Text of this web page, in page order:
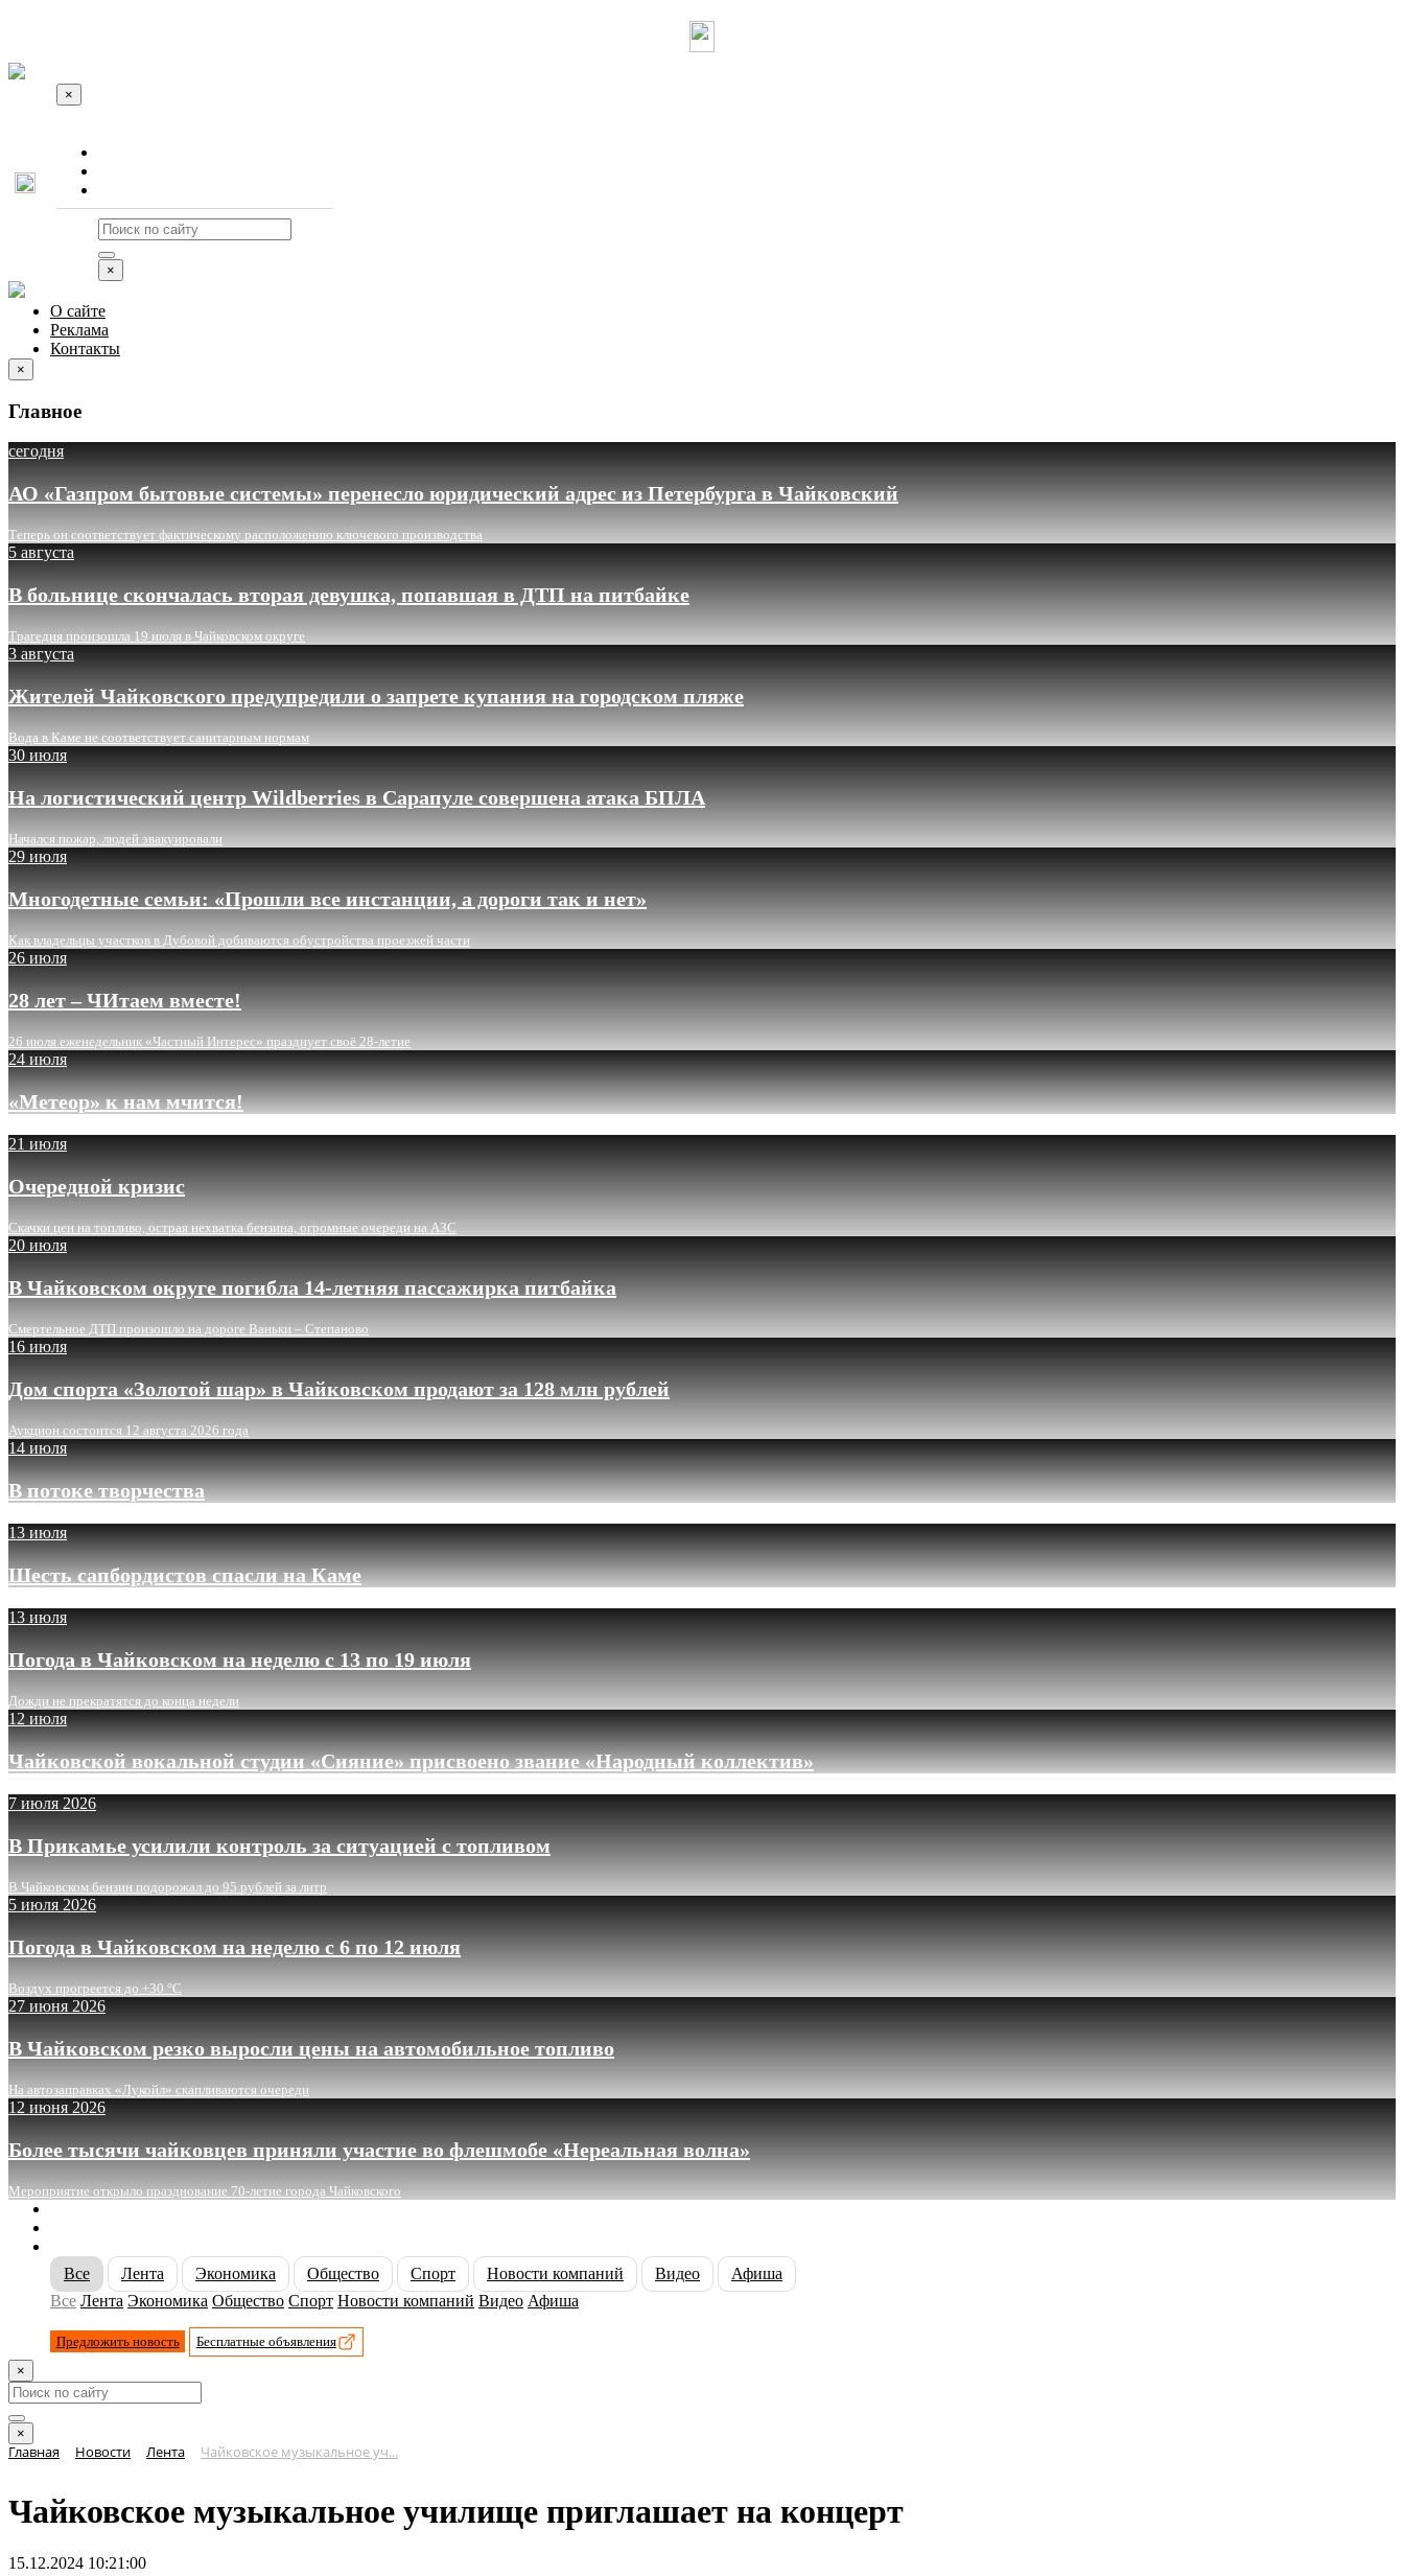
×
×
О сайте
Реклама
Контакты
×
Главное
сегодня
АО «Газпром бытовые системы» перенесло юридический адрес из Петербурга в Чайковский
Теперь он соответствует фактическому расположению ключевого производства
5 августа
В больнице скончалась вторая девушка, попавшая в ДТП на питбайке
Трагедия произошла 19 июля в Чайковском округе
3 августа
Жителей Чайковского предупредили о запрете купания на городском пляже
Вода в Каме не соответствует санитарным нормам
30 июля
На логистический центр Wildberries в Сарапуле совершена атака БПЛА
Начался пожар, людей эвакуировали
29 июля
Многодетные семьи: «Прошли все инстанции, а дороги так и нет»
Как владельцы участков в Дубовой добиваются обустройства проезжей части
26 июля
28 лет – ЧИтаем вместе!
26 июля еженедельник «Частный Интерес» празднует своё 28-летие
24 июля
«Метеор» к нам мчится!
21 июля
Очередной кризис
Скачки цен на топливо, острая нехватка бензина, огромные очереди на АЗС
20 июля
В Чайковском округе погибла 14-летняя пассажирка питбайка
Смертельное ДТП произошло на дороге Ваньки – Степаново
16 июля
Дом спорта «Золотой шар» в Чайковском продают за 128 млн рублей
Аукцион состоится 12 августа 2026 года
14 июля
В потоке творчества
13 июля
Шесть сапбордистов спасли на Каме
13 июля
Погода в Чайковском на неделю с 13 по 19 июля
Дожди не прекратятся до конца недели
12 июля
Чайковской вокальной студии «Сияние» присвоено звание «Народный коллектив»
7 июля 2026
В Прикамье усилили контроль за ситуацией с топливом
В Чайковском бензин подорожал до 95 рублей за литр
5 июля 2026
Погода в Чайковском на неделю с 6 по 12 июля
Воздух прогреется до +30 °C
27 июня 2026
В Чайковском резко выросли цены на автомобильное топливо
На автозаправках «Лукойл» скапливаются очереди
12 июня 2026
Более тысячи чайковцев приняли участие во флешмобе «Нереальная волна»
Мероприятие открыло празднование 70-летие города Чайковского
Все
Лента Экономика Общество Спорт Новости компаний Видео
Афиша
Все Лента Экономика Общество Спорт Новости компаний Видео Афиша
Предложить новость
Бесплатные объявления
×
×
Главная Новости Лента Чайковское музыкальное уч...
Чайковское музыкальное училище приглашает на концерт
15.12.2024 10:21:00